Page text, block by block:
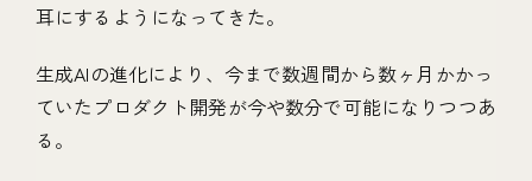
耳にするようになってきた。
生成AIの進化により、今まで数週間から数ヶ月かかっ
ていたプロダクト開発が今や数分で可能になりつつあ
る。